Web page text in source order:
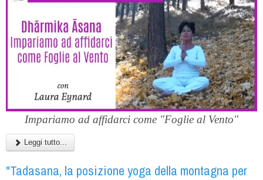
Impariamo ad affidarci come "Foglie al Vento"
Leggi tutto...
"Tadasana, la posizione yoga della montagna per